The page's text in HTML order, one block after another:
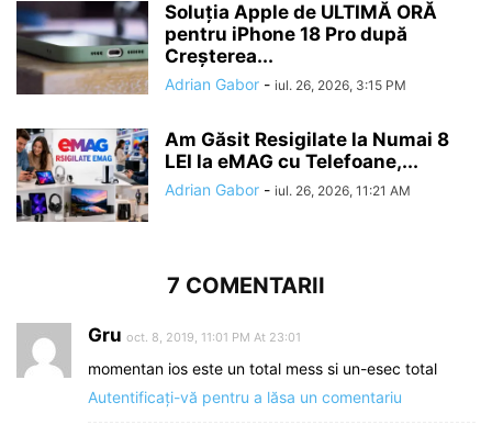
Soluția Apple de ULTIMĂ ORĂ
pentru iPhone 18 Pro după
Creșterea...
Adrian Gabor - iul. 26, 2026, 3:15 PM
Am Găsit Resigilate la Numai 8
LEI la eMAG cu Telefoane,...
Adrian Gabor - iul. 26, 2026, 11:21 AM
7 COMENTARII
Gru oct. 8, 2019, 11:01 PM At 23:01
momentan ios este un total mess si un-esec total
Autentificați-vă pentru a lăsa un comentariu